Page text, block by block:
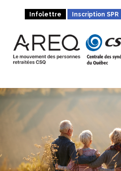
Infolettre Inscription SPR